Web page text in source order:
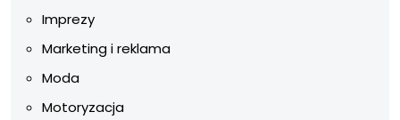
Imprezy
Marketing i reklama
Moda
Motoryzacja